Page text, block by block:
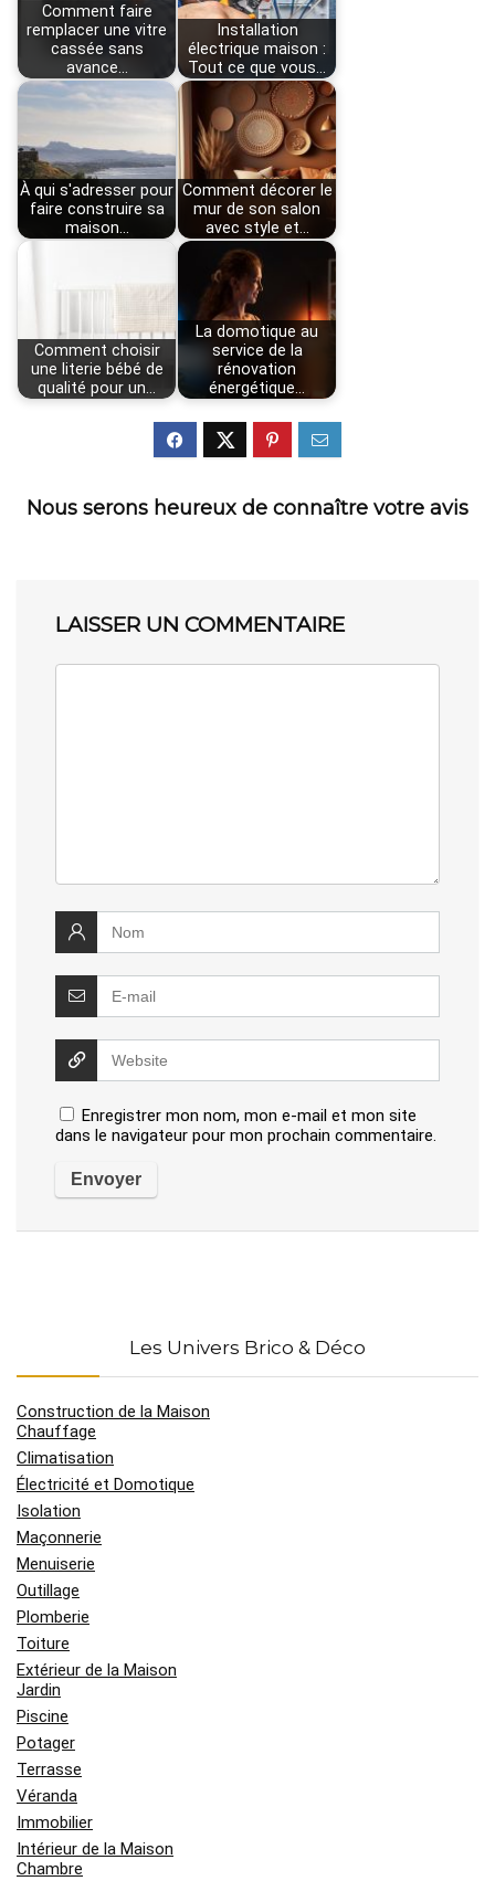
Comment faire
remplacer une vitre
cassée sans
avance…
Installation
électrique maison :
Tout ce que vous…
À qui s'adresser pour
faire construire sa
maison…
Comment décorer le
mur de son salon
avec style et…
Comment choisir
une literie bébé de
qualité pour un…
La domotique au
service de la
rénovation
énergétique…
Nous serons heureux de connaître votre avis
LAISSER UN COMMENTAIRE
Enregistrer mon nom, mon e-mail et mon site
dans le navigateur pour mon prochain commentaire.
Les Univers Brico & Déco
Construction de la Maison
Chauffage
Climatisation
Électricité et Domotique
Isolation
Maçonnerie
Menuiserie
Outillage
Plomberie
Toiture
Extérieur de la Maison
Jardin
Piscine
Potager
Terrasse
Véranda
Immobilier
Intérieur de la Maison
Chambre